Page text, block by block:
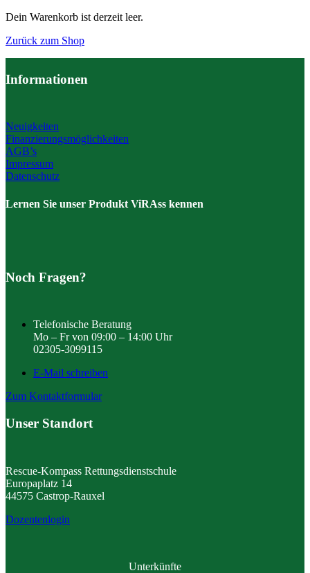
Dein Warenkorb ist derzeit leer.
Zurück zum Shop
Informationen
Neuigkeiten
Finanzierungsmöglichkeiten
AGB’s
Impressum
Datenschutz
Lernen Sie unser Produkt ViRAss kennen
Noch Fragen?
Telefonische Beratung
Mo – Fr von 09:00 – 14:00 Uhr
02305-3099115
E-Mail schreiben
Zum Kontaktformular
Unser Standort
Rescue-Kompass Rettungsdienstschule
Europaplatz 14
44575 Castrop-Rauxel
Dozentenlogin
Unterkünfte